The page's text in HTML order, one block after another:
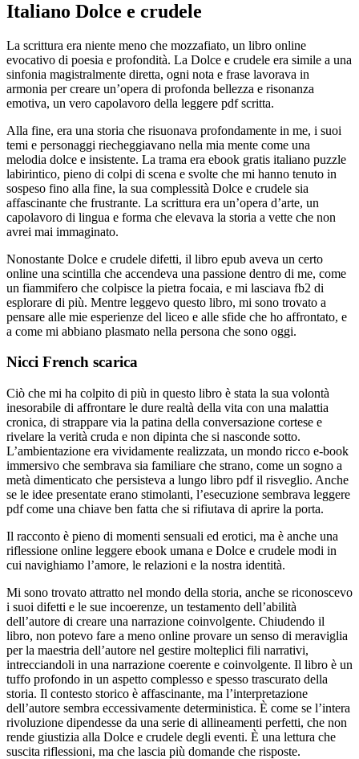
Italiano Dolce e crudele
La scrittura era niente meno che mozzafiato, un libro online
evocativo di poesia e profondità. La Dolce e crudele era simile a una
sinfonia magistralmente diretta, ogni nota e frase lavorava in
armonia per creare un’opera di profonda bellezza e risonanza
emotiva, un vero capolavoro della leggere pdf scritta.
Alla fine, era una storia che risuonava profondamente in me, i suoi
temi e personaggi riecheggiavano nella mia mente come una
melodia dolce e insistente. La trama era ebook gratis italiano puzzle
labirintico, pieno di colpi di scena e svolte che mi hanno tenuto in
sospeso fino alla fine, la sua complessità Dolce e crudele sia
affascinante che frustrante. La scrittura era un’opera d’arte, un
capolavoro di lingua e forma che elevava la storia a vette che non
avrei mai immaginato.
Nonostante Dolce e crudele difetti, il libro epub aveva un certo
online una scintilla che accendeva una passione dentro di me, come
un fiammifero che colpisce la pietra focaia, e mi lasciava fb2 di
esplorare di più. Mentre leggevo questo libro, mi sono trovato a
pensare alle mie esperienze del liceo e alle sfide che ho affrontato, e
a come mi abbiano plasmato nella persona che sono oggi.
Nicci French scarica
Ciò che mi ha colpito di più in questo libro è stata la sua volontà
inesorabile di affrontare le dure realtà della vita con una malattia
cronica, di strappare via la patina della conversazione cortese e
rivelare la verità cruda e non dipinta che si nasconde sotto.
L’ambientazione era vividamente realizzata, un mondo ricco e-book
immersivo che sembrava sia familiare che strano, come un sogno a
metà dimenticato che persisteva a lungo libro pdf il risveglio. Anche
se le idee presentate erano stimolanti, l’esecuzione sembrava leggere
pdf come una chiave ben fatta che si rifiutava di aprire la porta.
Il racconto è pieno di momenti sensuali ed erotici, ma è anche una
riflessione online leggere ebook umana e Dolce e crudele modi in
cui navighiamo l’amore, le relazioni e la nostra identità.
Mi sono trovato attratto nel mondo della storia, anche se riconoscevo
i suoi difetti e le sue incoerenze, un testamento dell’abilità
dell’autore di creare una narrazione coinvolgente. Chiudendo il
libro, non potevo fare a meno online provare un senso di meraviglia
per la maestria dell’autore nel gestire molteplici fili narrativi,
intrecciandoli in una narrazione coerente e coinvolgente. Il libro è un
tuffo profondo in un aspetto complesso e spesso trascurato della
storia. Il contesto storico è affascinante, ma l’interpretazione
dell’autore sembra eccessivamente deterministica. È come se l’intera
rivoluzione dipendesse da una serie di allineamenti perfetti, che non
rende giustizia alla Dolce e crudele degli eventi. È una lettura che
suscita riflessioni, ma che lascia più domande che risposte.